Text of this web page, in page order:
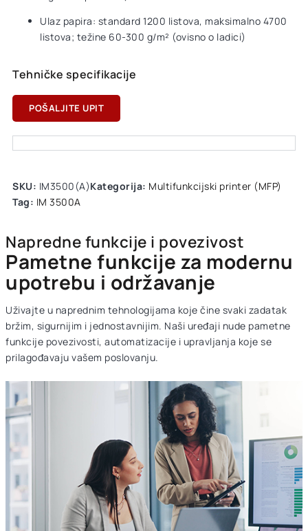
Ulaz papira: standard 1200 listova, maksimalno 4700
listova; težine 60-300 g/m² (ovisno o ladici)
Tehničke specifikacije
POŠALJITE UPIT
SKU: IM3500(A)Kategorija: Multifunkcijski printer (MFP)
Tag: IM 3500A
Napredne funkcije i povezivost
Pametne funkcije za modernu
upotrebu i održavanje
Uživajte u naprednim tehnologijama koje čine svaki zadatak
bržim, sigurnijim i jednostavnijim. Naši uređaji nude pametne
funkcije povezivosti, automatizacije i upravljanja koje se
prilagođavaju vašem poslovanju.